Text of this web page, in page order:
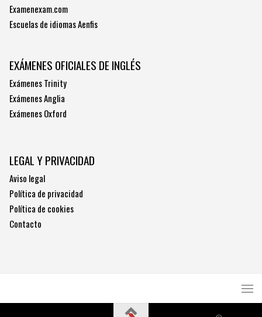
Examenexam.com
Escuelas de idiomas Aenfis
EXÁMENES OFICIALES DE INGLÉS
Exámenes Trinity
Exámenes Anglia
Exámenes Oxford
LEGAL Y PRIVACIDAD
Aviso legal
Política de privacidad
Política de cookies
Contacto